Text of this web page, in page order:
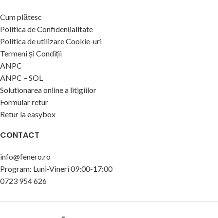
Cum plătesc
Politica de Confidențialitate
Politica de utilizare Cookie-uri
Termeni și Condiții
ANPC
ANPC – SOL
Solutionarea online a litigiilor
Formular retur
Retur la easybox
CONTACT
info@fenero.ro
Program: Luni-Vineri 09:00-17:00
0723 954 626